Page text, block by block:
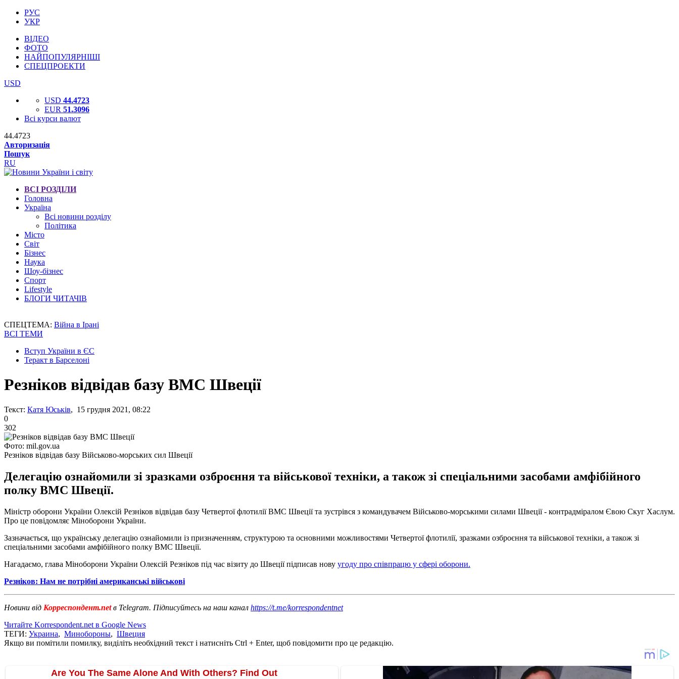
РУС
УКР
ВІДЕО
ФОТО
НАЙПОПУЛЯРНІШІ
СПЕЦПРОЕКТИ
USD
USD 44.4723
EUR 51.3096
Всі курси валют
44.4723
Авторизація
Пошук
RU
ВСІ РОЗДІЛИ
Головна
Україна
Всі новини розділу
Політика
Місто
Світ
Бізнес
Наука
Шоу-бізнес
Спорт
Lifestyle
БЛОГИ ЧИТАЧІВ
СПЕЦТЕМА: Війна в Ірані
ВСІ ТЕМИ
Вступ України в ЄС
Теракт в Барселоні
Резніков відвідав базу ВМС Швеції
Текст: Катя Юськів, 15 грудня 2021, 08:22
0
302
Фото: mil.gov.ua
Резніков відвідав базу Військово-морських сил Швеції
Делегацію ознайомили зі зразками озброєння та військової техніки, а також зі спеціальними засобами амфібійного
полку ВМС Швеції.
Міністр оборони України Олексій Резніков відвідав базу Четвертої флотилії ВМС Швеції та зустрівся з командувачем Військово-морськими силами Швеції - контрадміралом Євою Скуг Хаслум.
Про це повідомляє Міноборони України.
Зазначається, що українську делегацію ознайомили із призначенням, структурою та основними можливостями Четвертої флотилії, зразками озброєння та військової техніки, а також зі
спеціальними засобами амфібійного полку ВМС Швеції.
Нагадаємо, глава Міноборони України Олексій Резніков під час візиту до Швеції підписав нову угоду про співпрацю у сфері оборони.
Резніков: Нам не потрібні американські військові
Новини від Корреспондент.netв Telegram. Підписуйтесь на наш канал https://t.me/korrespondentnet
Читайте Korrespondent.net в Google News
ТЕГИ: Украина, Минобороны, Швеция
Якщо ви помітили помилку, виділіть необхідний текст і натисніть Ctrl + Enter, щоб повідомити про це редакцію.